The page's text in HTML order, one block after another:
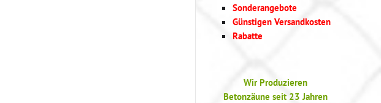
Sonderangebote
Günstigen Versandkosten
Rabatte
Wir Produzieren
Betonzäune seit 23 Jahren